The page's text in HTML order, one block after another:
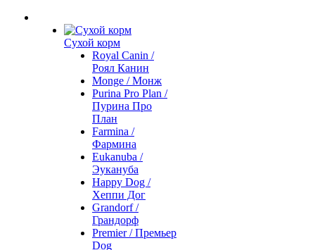
Сухой корм
Royal Canin /
Роял Канин
Monge / Монж
Purina Pro Plan /
Пурина Про
План
Farmina /
Фармина
Eukanuba /
Эукануба
Happy Dog /
Хеппи Дог
Grandorf /
Грандорф
Premier / Премьер
Dog